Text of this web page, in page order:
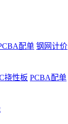
配单 钢网计价
挠性板 PCBA配单